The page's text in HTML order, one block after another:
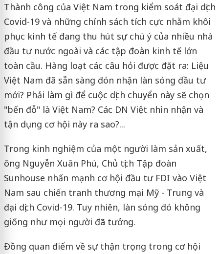
Thành công của Việt Nam trong kiểm soát đại dịch
Covid-19 và những chính sách tích cực nhằm khôi
phục kinh tế đang thu hút sự chú ý của nhiều nhà
đầu tư nước ngoài và các tập đoàn kinh tế lớn
toàn cầu. Hàng loạt các câu hỏi được đặt ra: Liệu
Việt Nam đã sẵn sàng đón nhận làn sóng đầu tư
mới? Phải làm gì để cuộc dịch chuyển này sẽ chọn
"bến đỗ" là Việt Nam? Các DN Việt nhìn nhận và
tận dụng cơ hội này ra sao?...
Trong kinh nghiệm của một người làm sản xuất,
ông Nguyễn Xuân Phú, Chủ tịch Tập đoàn
Sunhouse nhấn mạnh cơ hội đầu tư FDI vào Việt
Nam sau chiến tranh thương mại Mỹ - Trung và
đại dịch Covid-19. Tuy nhiên, làn sóng đó không
giống như mọi người đã tưởng.
Đồng quan điểm về sự thận trọng trong cơ hội